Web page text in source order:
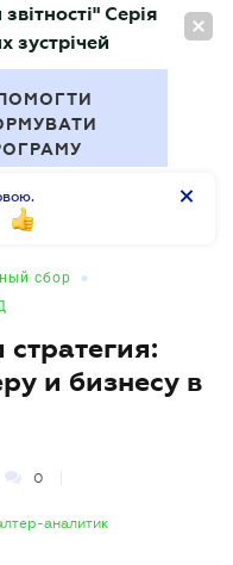
RU
Серія
зустрічей
сбор •
и бизнесу в
0
аналитик